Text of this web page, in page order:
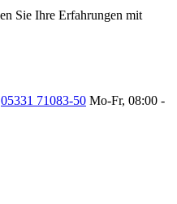
Sie Ihre Erfahrungen mit
05331 71083-50 Mo-Fr, 08:00 -